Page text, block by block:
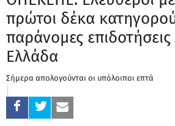
πρώτοι δέκα
παράνομες
Ελλάδα
Σήμερα απολογούνται οι υπόλοιποι επτά